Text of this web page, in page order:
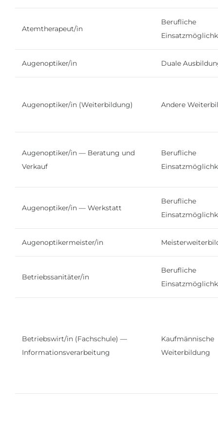
Atemtherapeut/in
Berufliche
Augenoptiker/in Duale
Augenoptiker/in (Weiterbildung) Andere
Augenoptiker/in — Beratung und
Verkauf
Berufliche
Augenoptiker/in — Werkstatt
Berufliche
Augenoptikermeister/in
Betriebssanitäter/in
Berufliche
Betriebswirt/in (Fachschule) —
Informationsverarbeitung
Kaufmännische
Weiterbildung